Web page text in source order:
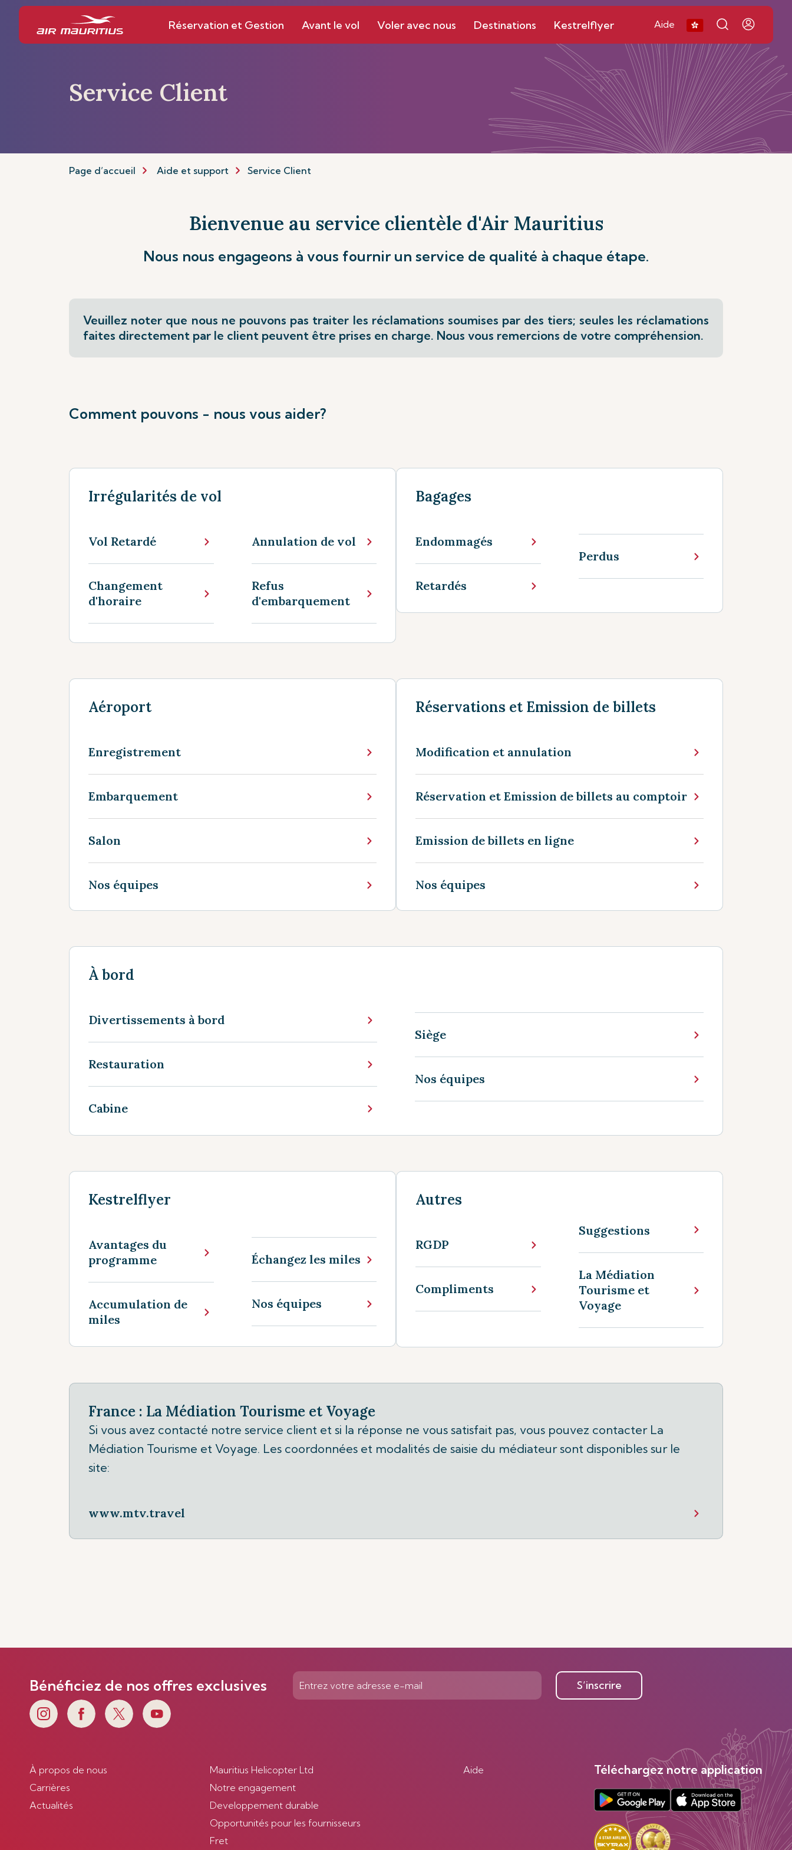
Réservation et Gestion Avant le vol Voler avec nous Destinations Kestrelflyer Aide
Service Client
Page d’accueil Aide et support Service Client
Bienvenue au service clientèle d'Air Mauritius
Nous nous engageons à vous fournir un service de qualité à chaque étape.
Veuillez noter que nous ne pouvons pas traiter les réclamations soumises par des tiers; seules les réclamations
faites directement par le client peuvent être prises en charge. Nous vous remercions de votre compréhension.
Comment pouvons - nous vous aider?
Irrégularités de vol
Vol Retardé
Changement
d'horaire
Annulation de vol
Refus
d'embarquement
Bagages
Endommagés
Retardés
Perdus
Aéroport
Enregistrement
Embarquement
Salon
Nos équipes
Réservations et Emission de billets
Modification et annulation
Réservation et Emission de billets au comptoir
Emission de billets en ligne
Nos équipes
À bord
Divertissements à bord
Restauration
Cabine
Siège
Nos équipes
Kestrelflyer
Avantages du
programme
Accumulation de
miles
Échangez les miles
Nos équipes
Autres
RGDP
Compliments
Suggestions
La Médiation
Tourisme et
Voyage
France : La Médiation Tourisme et Voyage
Si vous avez contacté notre service client et si la réponse ne vous satisfait pas, vous pouvez contacter La
Médiation Tourisme et Voyage. Les coordonnées et modalités de saisie du médiateur sont disponibles sur le
site:
www.mtv.travel
Bénéficiez de nos offres exclusives S’inscrire
À propos de nous
Carrières
Actualités
Mauritius Helicopter Ltd
Notre engagement
Developpement durable
Opportunités pour les fournisseurs
Fret
Aide Téléchargez notre application